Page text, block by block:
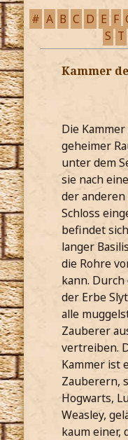
# A B C D E F
S T
Kammer
Die
geheimer
unter dem
sie nach
der
Schloss
befindet
langer
die Rohre
kann.
der Erbe
alle
Zauberer
vertreiben.
Kammer ist
Zauberern,
Hogwarts,
Weasley,
kaum einer,